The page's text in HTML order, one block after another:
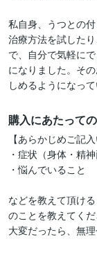
私自身、うつとの
治療方法を試した
で、自分で気軽に
になりました。そ
しめるようになって
購入にあたって
【あらかじめご記
・症状（身体・精神
・悩んでいること
などを教えて頂け
のことを教えてくだ
大変だったら、無